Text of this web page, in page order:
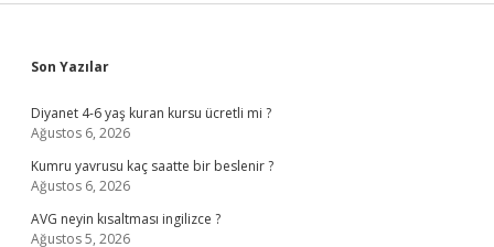
Sidebar
Son Yazılar
Diyanet 4-6 yaş kuran kursu ücretli mi ?
Ağustos 6, 2026
Kumru yavrusu kaç saatte bir beslenir ?
Ağustos 6, 2026
AVG neyin kısaltması ingilizce ?
Ağustos 5, 2026